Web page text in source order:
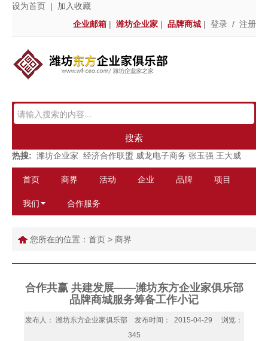
设为首页 | 加入收藏
企业邮箱 | 潍坊企业家 | 品牌商城 | 登录 / 注册
搜索
热搜: 潍坊企业家 经济合作联盟 威龙电子商务 张玉强 王大威
首页 商界 活动 企业 品牌 项目
我们 合作服务
您所在的位置： 首页 > 商界
合作共赢 共建发展——潍坊东方企业家俱乐部
品牌商城服务筹备工作小记
发布人： 潍坊东方企业家俱乐部 发布时间： 2015-04-29 浏览：
345